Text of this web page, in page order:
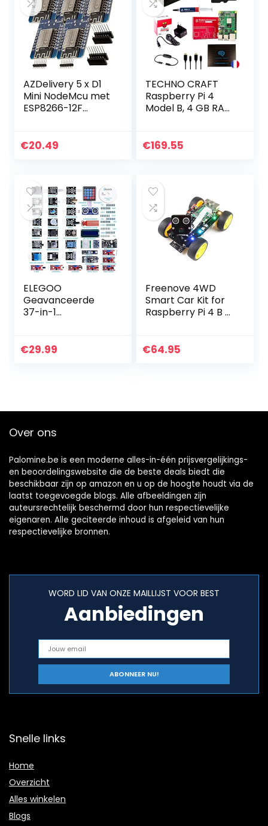
AZDelivery 5 x D1
Mini NodeMcu met
ESP8266-12F
compatibel met
€20.49
TECHNO CRAFT
Raspberry Pi 4
Model B, 4 GB RAM
officiële voeding
€169.55
ELEGOO
Geavanceerde
37-in-1
Compatibel met
€29.99
Freenove 4WD
Smart Car Kit for
Raspberry Pi 4 B 3
Tracking, Light
€64.95
Over ons
Palomine.be is een moderne alles-in-één prijsvergelijkings-
en beoordelingswebsite die de beste deals biedt die
beschikbaar zijn op amazon en u op de hoogte houdt via de
laatst toegevoegde blogs. Alle afbeeldingen zijn
auteursrechtelijk beschermd door hun respectievelijke
eigenaren. Alle geciteerde inhoud is afgeleid van hun
respectievelijke bronnen.
WORD LID VAN ONZE MAILLIJST VOOR BEST
Aanbiedingen
Snelle links
Home
Overzicht
Alles winkelen
Blogs